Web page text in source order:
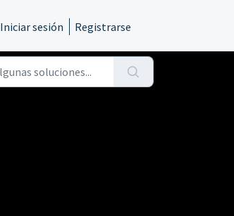
Iniciar sesión Registrarse